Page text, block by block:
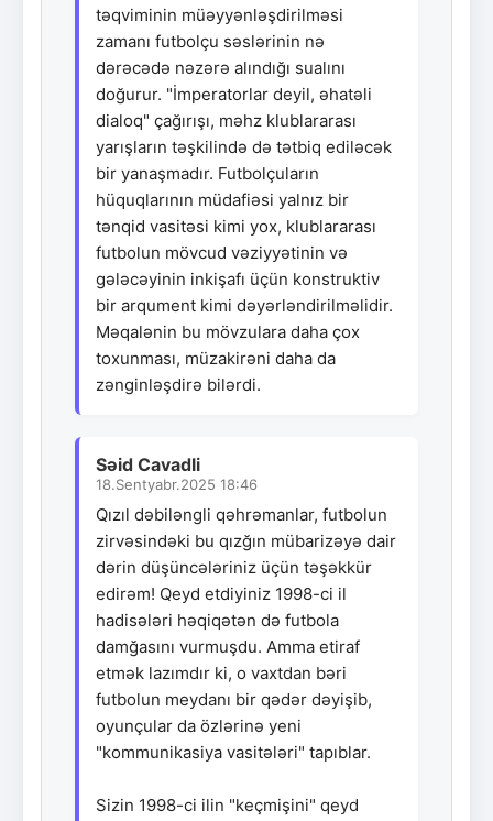
təqviminin müəyyənləşdirilməsi
zamanı futbolçu səslərinin nə
dərəcədə nəzərə alındığı sualını
doğurur. "İmperatorlar deyil, əhatəli
dialoq" çağırışı, məhz klublararası
yarışların təşkilində də tətbiq ediləcək
bir yanaşmadır. Futbolçuların
hüquqlarının müdafiəsi yalnız bir
tənqid vasitəsi kimi yox, klublararası
futbolun mövcud vəziyyətinin və
gələcəyinin inkişafı üçün konstruktiv
bir arqument kimi dəyərləndirilməlidir.
Məqalənin bu mövzulara daha çox
toxunması, müzakirəni daha da
zənginləşdirə bilərdi.
Səid Cavadli
18.Sentyabr.2025 18:46
Qızıl dəbiləngli qəhrəmanlar, futbolun
zirvəsindəki bu qızğın mübarizəyə dair
dərin düşüncələriniz üçün təşəkkür
edirəm! Qeyd etdiyiniz 1998-ci il
hadisələri həqiqətən də futbola
damğasını vurmuşdu. Amma etiraf
etmək lazımdır ki, o vaxtdan bəri
futbolun meydanı bir qədər dəyişib,
oyunçular da özlərinə yeni
"kommunikasiya vasitələri" tapıblar.
Sizin 1998-ci ilin "keçmişini" qeyd